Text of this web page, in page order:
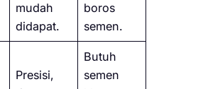
mudah
didapat.
boros
semen.
Presisi,
Butuh
semen